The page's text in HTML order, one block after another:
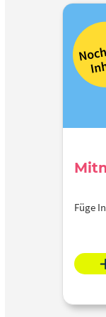
werden
Das Material
I und II, die
erweitern
als
Füge